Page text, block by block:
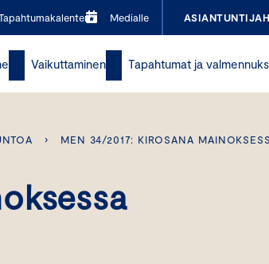
Medialle
Vaikuttaminen Tapahtumat ja
› MEN 34/2017: KIROSANA